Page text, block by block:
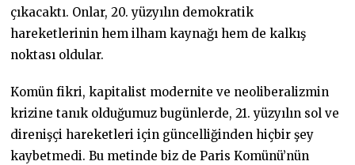
çıkacaktı. Onlar, 20. yüzyılın demokratik
hareketlerinin hem ilham kaynağı hem de kalkış
noktası oldular.
Komün fikri, kapitalist modernite ve neoliberalizmin
krizine tanık olduğumuz bugünlerde, 21. yüzyılın sol ve
direnişçi hareketleri için güncelliğinden hiçbir şey
kaybetmedi. Bu metinde biz de Paris Komünü’nün